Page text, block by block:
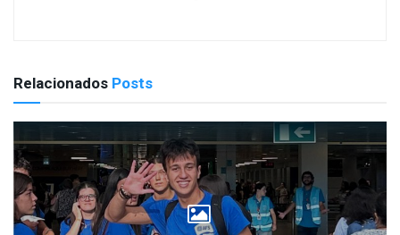
Relacionados Posts